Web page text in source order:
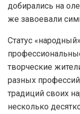
добирались на
же завоевали
Статус
творческие
разных
традиций своих
несколько